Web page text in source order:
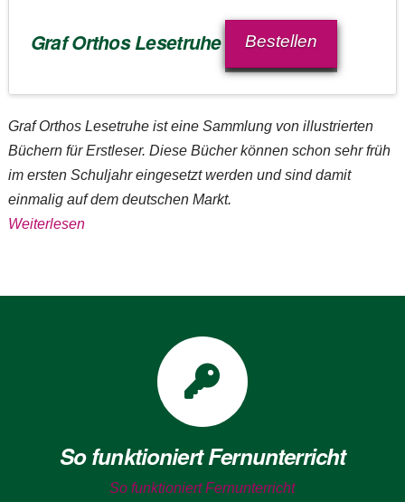
Graf Orthos Lesetruhe Bestellen
Graf Orthos Lesetruhe ist eine Sammlung von illustrierten
Büchern für Erstleser. Diese Bücher können schon sehr früh
im ersten Schuljahr eingesetzt werden und sind damit
einmalig auf dem deutschen Markt.
Weiterlesen
So funktioniert Fernunterricht
So funktioniert Fernunterricht